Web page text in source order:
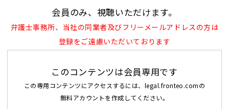
会員のみ、視聴いただけます。
弁護士事務所、当社の同業者及びフリーメールアドレスの方は
登録をご遠慮いただいております
このコンテンツは会員専用です
この専用コンテンツにアクセスするには、legal.fronteo.comの
無料アカウントを作成してください。